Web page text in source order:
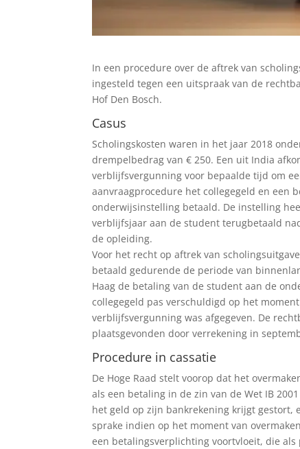
In een procedure over de aftrek van
ingesteld tegen een uitspraak van de
Hof Den Bosch.
Casus
Scholingskosten waren in het jaar 2018
drempelbedrag van € 250. Een uit India
verblijfsvergunning voor bepaalde tijd om
aanvraagprocedure het collegegeld en een
onderwijsinstelling betaald. De instelling
verblijfsjaar aan de student terugbetaald
de opleiding.
Voor het recht op aftrek van
betaald gedurende de periode van
Haag de betaling van de student aan de
collegegeld pas verschuldigd op het
verblijfsvergunning was afgegeven. De
plaatsgevonden door verrekening in
Procedure in cassatie
De Hoge Raad stelt voorop dat het
als een betaling in de zin van de Wet IB
het geld op zijn bankrekening krijgt gestort,
sprake indien op het moment van
een betalingsverplichting voortvloeit, die